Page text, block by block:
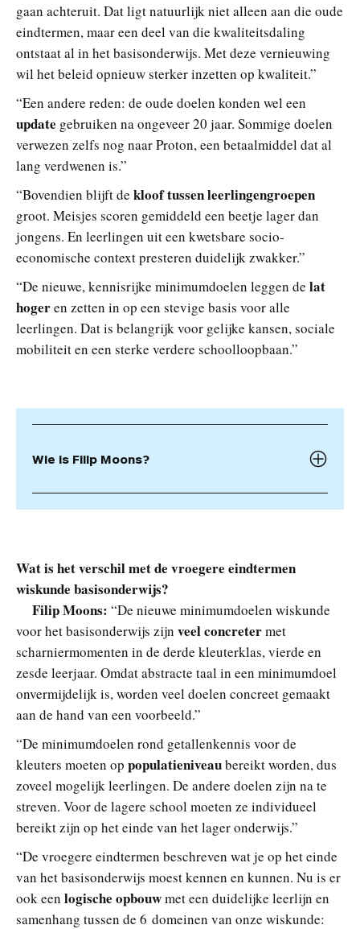
gaan achteruit. Dat ligt natuurlijk niet alleen aan die oude
eindtermen, maar een deel van die kwaliteitsdaling
ontstaat al in het basisonderwijs. Met deze vernieuwing
wil het beleid opnieuw sterker inzetten op kwaliteit.”
“Een andere reden: de oude doelen konden wel een
update gebruiken na ongeveer 20 jaar. Sommige doelen
verwezen zelfs nog naar Proton, een betaalmiddel dat al
lang verdwenen is.”
“Bovendien blijft de kloof tussen leerlingengroepen
groot. Meisjes scoren gemiddeld een beetje lager dan
jongens. En leerlingen uit een kwetsbare socio-
economische context presteren duidelijk zwakker.”
“De nieuwe, kennisrijke minimumdoelen leggen de lat
hogeren zetten in op een stevige basis voor alle
leerlingen. Dat is belangrijk voor gelijke kansen, sociale
mobiliteit en een sterke verdere schoolloopbaan.”
Wie is Filip Moons?
Wat is het verschil met de vroegere eindtermen
wiskunde basisonderwijs?
Filip Moons: “De nieuwe minimumdoelen wiskunde
voor het basisonderwijs zijn veel concretermet
scharniermomenten in de derde kleuterklas, vierde en
zesde leerjaar. Omdat abstracte taal in een minimumdoel
onvermijdelijk is, worden veel doelen concreet gemaakt
aan de hand van een voorbeeld.”
“De minimumdoelen rond getallenkennis voor de
kleuters moeten op populatieniveaubereikt worden, dus
zoveel mogelijk leerlingen. De andere doelen zijn na te
streven. Voor de lagere school moeten ze individueel
bereikt zijn op het einde van het lager onderwijs.”
“De vroegere eindtermen beschreven wat je op het einde
van het basisonderwijs moest kennen en kunnen. Nu is er
ook een logische opbouwmet een duidelijke leerlijn en
samenhang tussen de 6 domeinen van onze wiskunde: